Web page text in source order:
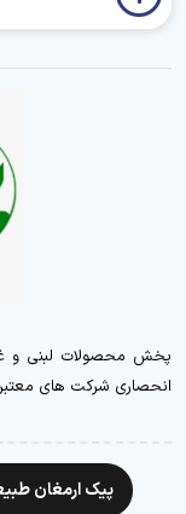
پخش محصولات لبنی و
انحصاری شرکت های معتبر
پیک ارمغان